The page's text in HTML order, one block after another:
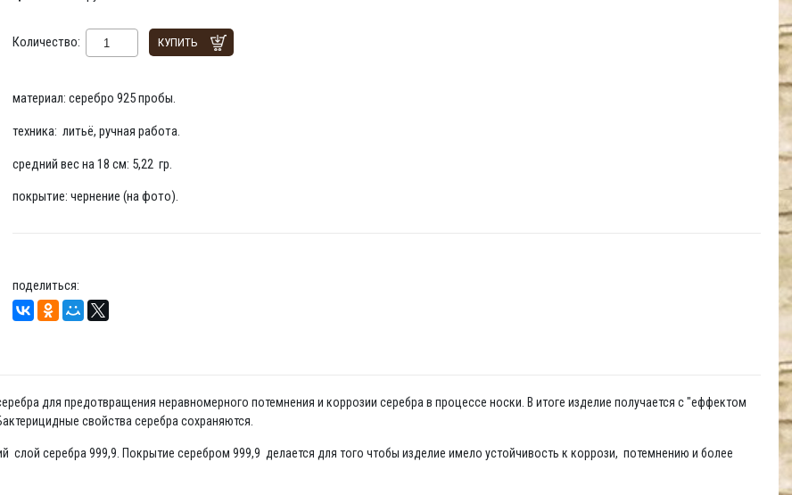
Количество: КУПИТЬ
материал: серебро 925 пробы.
техника: литьё, ручная работа.
средний вес на 18 см: 5,22 гр.
покрытие: чернение (на фото).
поделиться:
для предотвращения неравномерного потемнения и коррозии серебра в процессе носки. В итоге изделие получается с "еффектом
свойства серебра сохраняются.
слой серебра 999,9. Покрытие серебром 999,9 делается для того чтобы изделие имело устойчивость к коррози, потемнению и более